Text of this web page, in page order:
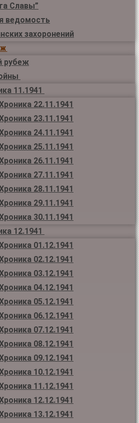
Славы”
ведомость
захоронений
рубеж
11.1941
22.11.1941
23.11.1941
24.11.1941
25.11.1941
26.11.1941
27.11.1941
28.11.1941
29.11.1941
30.11.1941
12.1941
01.12.1941
02.12.1941
03.12.1941
04.12.1941
05.12.1941
06.12.1941
07.12.1941
08.12.1941
09.12.1941
10.12.1941
11.12.1941
12.12.1941
13.12.1941